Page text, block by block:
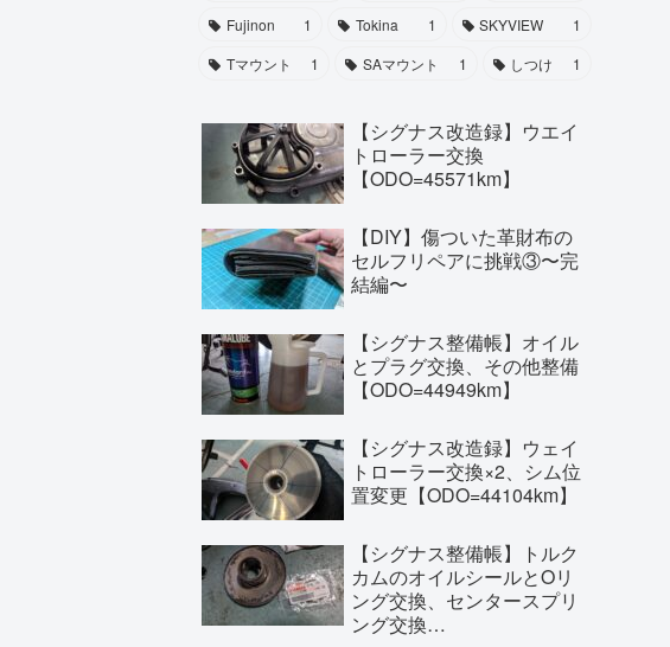
Fujinon
1 Tokina 1 SKYVIEW
1
Tマウント
1 SAマウント 1 しつけ 1
【シグナス改造録】ウエイ
トローラー交換
【ODO=45571km】
【DIY】傷ついた革財布の
セルフリペアに挑戦③〜完
結編〜
【シグナス整備帳】オイル
とプラグ交換、その他整備
【ODO=44949km】
【シグナス改造録】ウェイ
トローラー交換×2、シム位
置変更【ODO=44104km】
【シグナス整備帳】トルク
カムのオイルシールとOリ
ング交換、センタースプリ
ング交換